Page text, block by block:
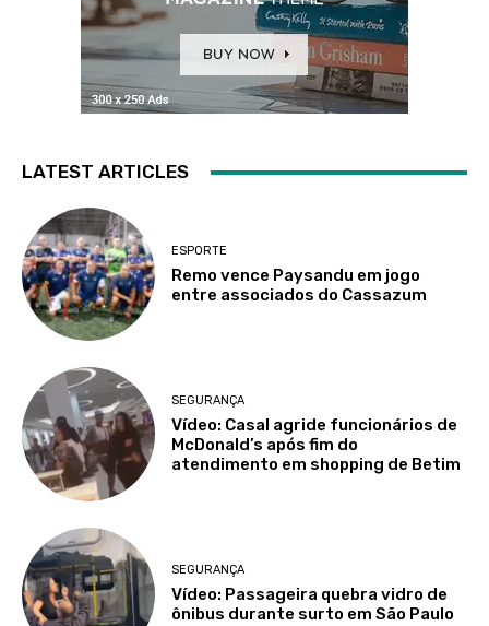
LATEST ARTICLES
ESPORTE
Remo vence Paysandu em jogo
entre associados do Cassazum
SEGURANÇA
Vídeo: Casal agride funcionários de
McDonald’s após fim do
atendimento em shopping de Betim
SEGURANÇA
Vídeo: Passageira quebra vidro de
ônibus durante surto em São Paulo